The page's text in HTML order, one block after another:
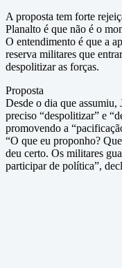
A proposta tem forte
Planalto é que não é o
O entendimento é que a
reserva militares que
despolitizar as forças.
Proposta
Desde o dia que
preciso “despolitizar” e
promovendo a
“O que eu proponho?
deu certo. Os militares
participar de política”,